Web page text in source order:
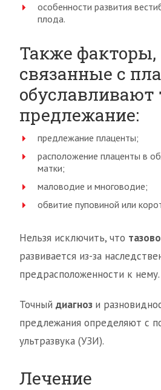
особенности развития
плода.
Также факторы,
связанные с
обуславливают
предлежание:
предлежание плаценты;
расположение плаценты в
матки;
маловодие и многоводие;
обвитие пуповиной или
Нельзя исключить, что
развивается из-за
предрасположенности к нему.
Точный диагноз и
предлежания определяют с
ультразвука (УЗИ).
Лечение